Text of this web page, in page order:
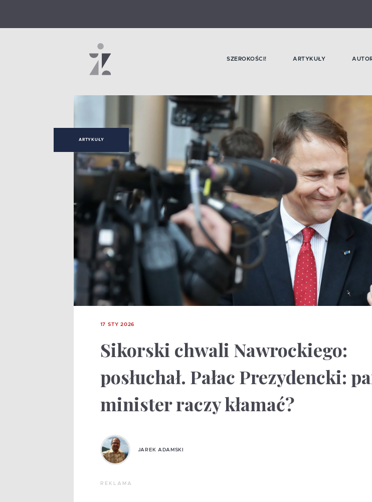
SZEROKOŚCI! ARTYKUŁY
ARTYKUŁY
17 STY 2026
Sikorski chwali Nawrockiego:
posłuchał. Pałac Prezydencki:
minister raczy kłamać?
JAREK ADAMSKI
REKLAMA